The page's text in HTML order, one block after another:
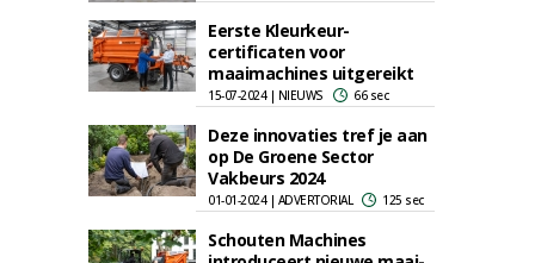
Eerste Kleurkeur-
certificaten voor
maaimachines uitgereikt
15-07-2024 | NIEUWS 66 sec
Deze innovaties tref je aan
op De Groene Sector
Vakbeurs 2024
01-01-2024 | ADVERTORIAL 125 sec
Schouten Machines